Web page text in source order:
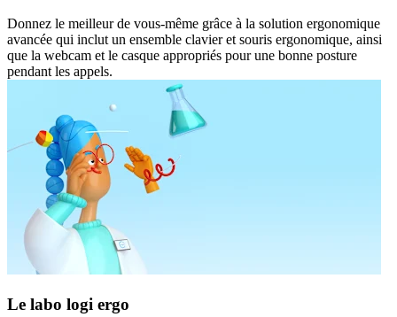
Donnez le meilleur de vous-même grâce à la solution ergonomique
avancée qui inclut un ensemble clavier et souris ergonomique, ainsi
que la webcam et le casque appropriés pour une bonne posture
pendant les appels.
Le labo logi ergo